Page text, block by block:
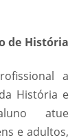
de História
a
História e
atue
e adultos,